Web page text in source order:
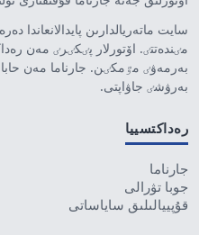
سايت ماتەريالدارىن
مٸندەتتٸ. اۆتورلار پٸكٸرٸ مەن
بەرمەۋٸ مٷمكٸن. جارناما مەن
بەرۋشٸ جاۋاپتى.
رەداكتسييا
جارناما
جوبا تۋرالى
قۇپييالىلىق ساياساتى